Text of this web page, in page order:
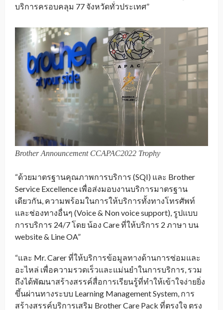
บริการครอบคลุม 77 จังหวัดทั่วประเทศ”
Brother Announcement CCAPAC2022 Trophy
“ด้วยมาตรฐานคุณภาพการบริการ (SQI) และ Brother
Service Excellence เพื่อส่งมอบงานบริการมาตรฐาน
เดียวกัน, ความพร้อมในการให้บริการทั้งทางโทรศัพท์
และช่องทางอื่นๆ (Voice & Non voice support), รูปแบบ
การบริการ 24/7 โดย น้อง Care ที่ให้บริการ 2 ภาษา บน
website & Line OA”
“และ Mr. Carer ที่ให้บริการข้อมูลทางด้านการซ่อมและ
อะไหล่ เพื่อความรวดเร็วและแม่นยำในการบริการ, รวม
ถึงได้พัฒนาสร้างสรรค์สื่อการเรียนรู้ที่ทำให้เข้าใจง่ายยิ่ง
ขึ้นผ่านทางระบบ Learning Management System, การ
สร้างสรรค์บริการเสริม Brother Care Pack ที่ตรงใจ ตรง